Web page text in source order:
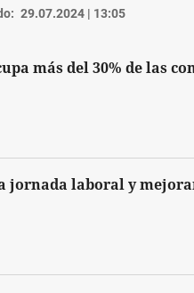
29.07.2024 | 13:05
más del 30% de las
jornada laboral y